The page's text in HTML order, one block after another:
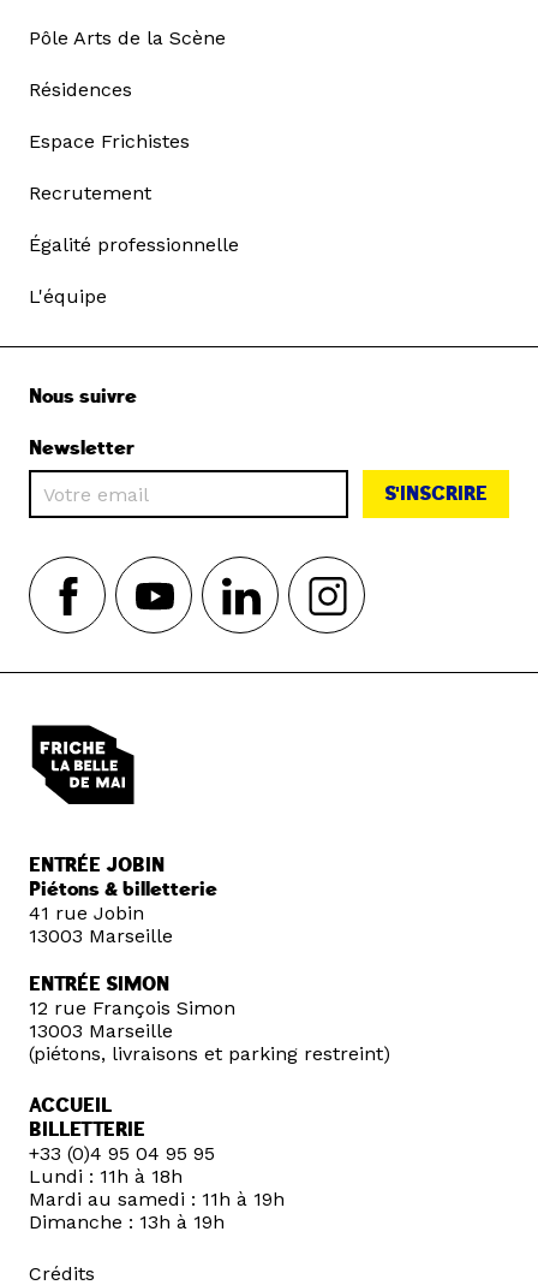
Pôle Arts de la Scène
Résidences
Espace Frichistes
Recrutement
Égalité professionnelle
L'équipe
Nous suivre
Newsletter
S'INSCRIRE
ENTRÉE JOBIN
Piétons & billetterie
41 rue Jobin
13003 Marseille
ENTRÉE SIMON
12 rue François Simon
13003 Marseille
(piétons, livraisons et parking restreint)
ACCUEIL
BILLETTERIE
+33 (0)4 95 04 95 95
Lundi : 11h à 18h
Mardi au samedi : 11h à 19h
Dimanche : 13h à 19h
Crédits